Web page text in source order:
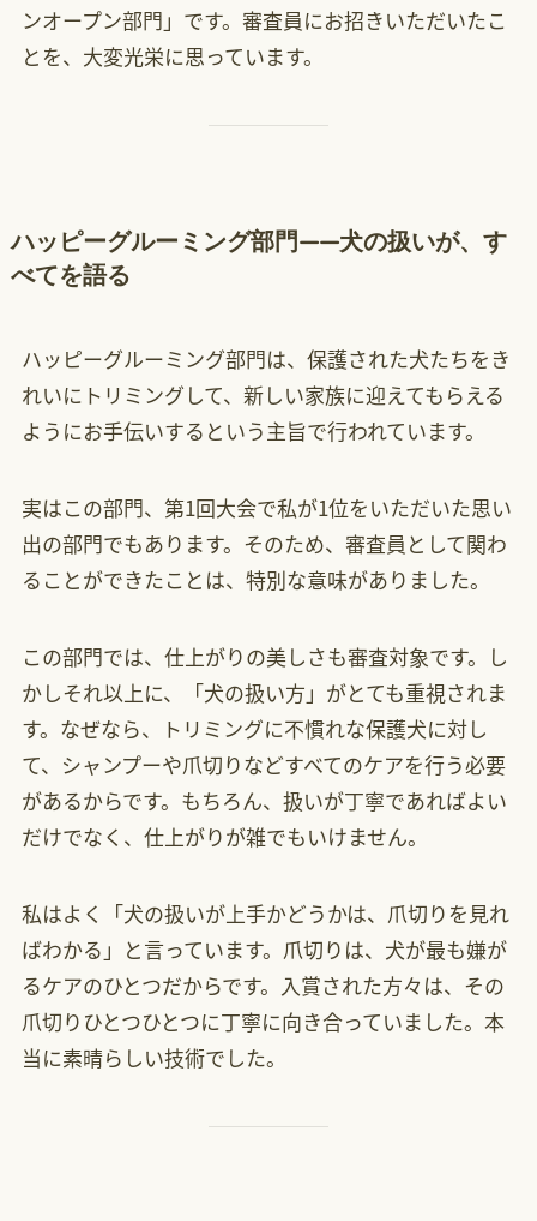
ンオープン部門」です。審査員にお招きいただいたこ
とを、大変光栄に思っています。
ハッピーグルーミング部門——犬の扱いが、す
べてを語る
ハッピーグルーミング部門は、保護された犬たちをき
れいにトリミングして、新しい家族に迎えてもらえる
ようにお手伝いするという主旨で行われています。
実はこの部門、第1回大会で私が1位をいただいた思い
出の部門でもあります。そのため、審査員として関わ
ることができたことは、特別な意味がありました。
この部門では、仕上がりの美しさも審査対象です。し
かしそれ以上に、「犬の扱い方」がとても重視されま
す。なぜなら、トリミングに不慣れな保護犬に対し
て、シャンプーや爪切りなどすべてのケアを行う必要
があるからです。もちろん、扱いが丁寧であればよい
だけでなく、仕上がりが雑でもいけません。
私はよく「犬の扱いが上手かどうかは、爪切りを見れ
ばわかる」と言っています。爪切りは、犬が最も嫌が
るケアのひとつだからです。入賞された方々は、その
爪切りひとつひとつに丁寧に向き合っていました。本
当に素晴らしい技術でした。